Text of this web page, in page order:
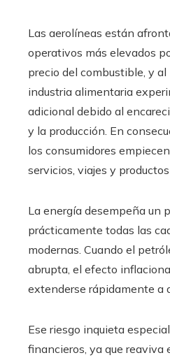
Las aerolíneas están
operativos más elevados
precio del combustible, y
industria alimentaria
adicional debido al
y la producción. En
los consumidores
servicios, viajes y
La energía desempeña un
prácticamente todas las
modernas. Cuando el
abrupta, el efecto
extenderse rápidamente a
Ese riesgo inquieta
financieros, ya que reaviva